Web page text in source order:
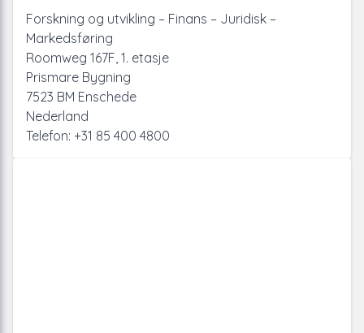
Forskning og utvikling – Finans – Juridisk –
Markedsføring
Roomweg 167F, 1. etasje
Prismare Bygning
7523 BM Enschede
Nederland
Telefon: +31 85 400 4800